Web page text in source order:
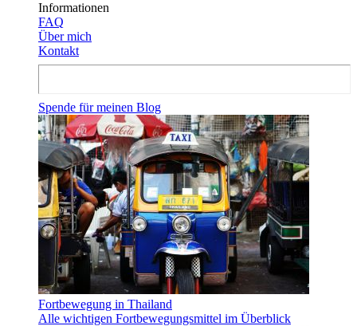
Informationen
FAQ
Über mich
Kontakt
Spende für meinen Blog
Fortbewegung in Thailand
Alle wichtigen Fortbewegungsmittel im Überblick